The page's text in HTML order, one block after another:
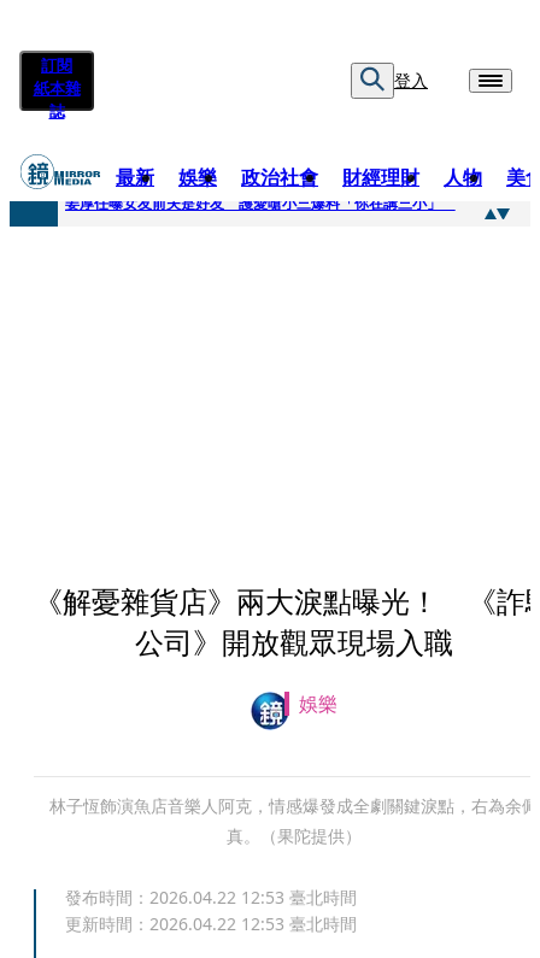
訂閱
紙本雜
誌
登入
最新 娛樂 政治社會 財經理財 人物 美
快訊
姜厚任曝女友前夫是好友 護愛嗆小三爆料「你在講三小」
《解憂雜貨店》兩大淚點曝光！ 《詐
公司》開放觀眾現場入職
娛樂
林子恆飾演魚店音樂人阿克，情感爆發成全劇關鍵淚點，右為余佩
真。（果陀提供）
發布時間： 2026.04.22 12:53 臺北時間
更新時間： 2026.04.22 12:53 臺北時間